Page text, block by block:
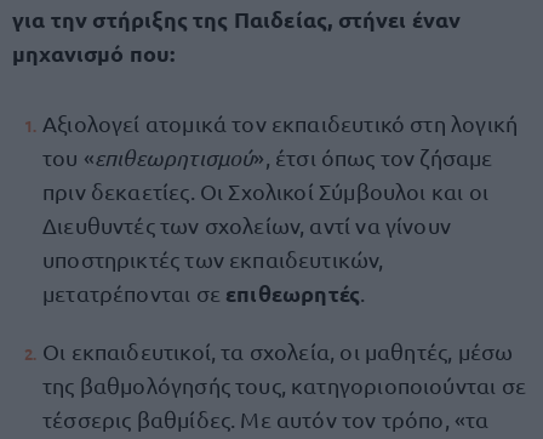
για την στήριξης της Παιδείας, στήνει έναν
μηχανισμό που:
Αξιολογεί ατομικά τον εκπαιδευτικό στη λογική
του «επιθεωρητισμού», έτσι όπως τον ζήσαμε
πριν δεκαετίες. Οι Σχολικοί Σύμβουλοι και οι
Διευθυντές των σχολείων, αντί να γίνουν
υποστηρικτές των εκπαιδευτικών,
μετατρέπονται σε επιθεωρητές
Οι εκπαιδευτικοί, τα σχολεία, οι μαθητές, μέσω
της βαθμολόγησής τους, κατηγοριοποιούνται σε
τέσσερις βαθμίδες. Με αυτόν τον τρόπο, «τα